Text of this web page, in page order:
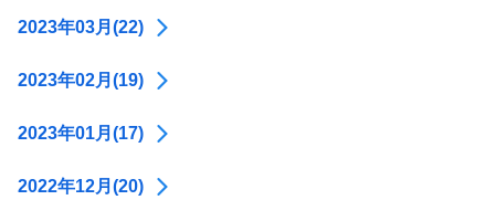
2023年03月(22)
2023年02月(19)
2023年01月(17)
2022年12月(20)